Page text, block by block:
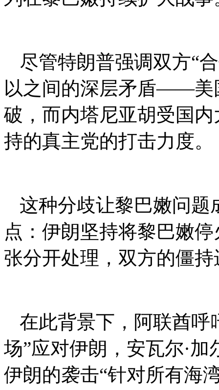
尽管特朗普强调双方“
以之间的深层矛盾——美
破，而内塔尼亚胡受国
持的真主党的打击力度。
这种分歧让黎巴嫩问题
点：伊朗坚持将黎巴嫩
张分开处理，双方的僵
在此背景下，阿联酋呼
场”应对伊朗，安瓦尔·
伊朗的袭击“针对所有海